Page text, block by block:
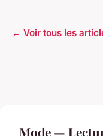
← Voir tous les
Mode —